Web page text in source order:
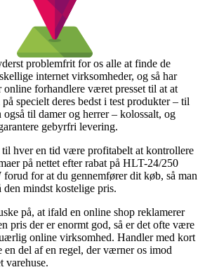
problemfrit for os alle at finde de
internet virksomheder, og så har
forhandlere været presset til at at
specielt deres bedst i test produkter – til
også til damer og herrer – kolossalt, og
gebyrfri levering.
hver en tid være profitabelt at kontrollere
på nettet efter rabat på HLT-24/250
for at du gennemfører dit køb, så man
den mindst kostelige pris.
på, at ifald en online shop reklamerer
pris der er enormt god, så er det ofte være
online virksomhed. Handler med kort
en del af en regel, der værner os imod
varehuse.